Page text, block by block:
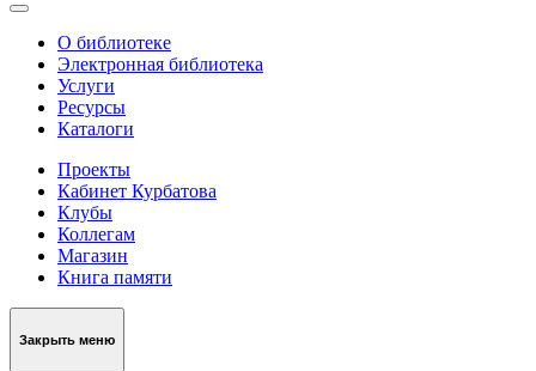
О библиотеке
Электронная библиотека
Услуги
Ресурсы
Каталоги
Проекты
Кабинет Курбатова
Клубы
Коллегам
Магазин
Книга памяти
Закрыть меню